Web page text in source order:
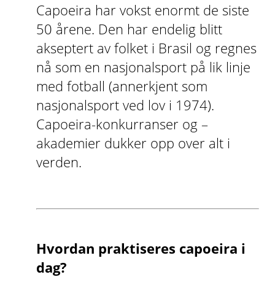
Capoeira har vokst enormt de siste
50 årene. Den har endelig blitt
akseptert av folket i Brasil og regnes
nå som en nasjonalsport på lik linje
med fotball (annerkjent som
nasjonalsport ved lov i 1974).
Capoeira-konkurranser og –
akademier dukker opp over alt i
verden.
Hvordan praktiseres capoeira i
dag?